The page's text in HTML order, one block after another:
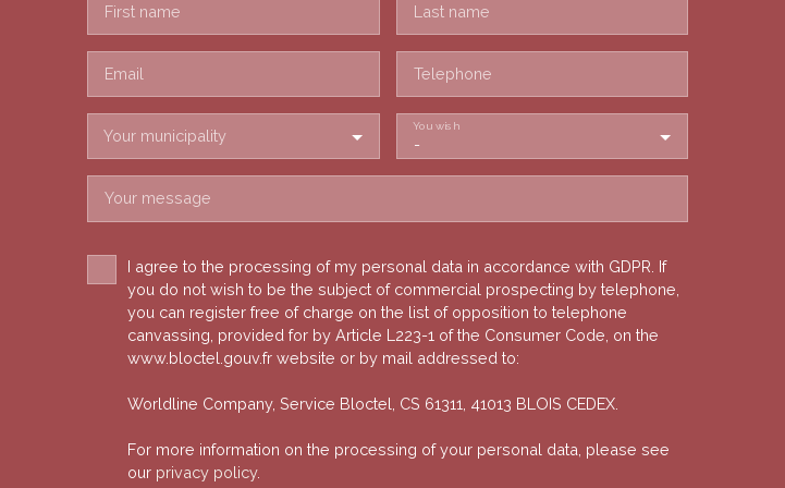
First name Last name
Email Telephone
Your municipality -
You wish
Your message
I agree to the processing of my personal data in accordance with GDPR. If
you do not wish to be the subject of commercial prospecting by telephone,
you can register free of charge on the list of opposition to telephone
canvassing, provided for by Article L223-1 of the Consumer Code, on the
www.bloctel.gouv.fr website or by mail addressed to:
Worldline Company, Service Bloctel, CS 61311, 41013 BLOIS CEDEX.
For more information on the processing of your personal data, please see
our privacy policy.